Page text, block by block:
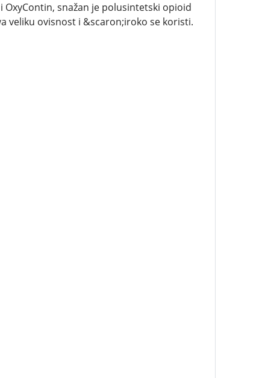
snažan je polusintetski opioid
veliku ovisnost i &scaron;iroko se koristi.